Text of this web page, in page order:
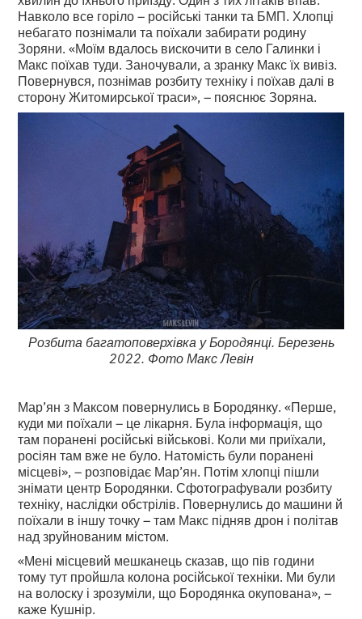
Навколо все горіло – російські танки та БМП. Хлопці
небагато познімали та поїхали забирати родину
Зоряни. «Моїм вдалось вискочити в село Галинки і
Макс поїхав туди. Заночували, а зранку Макс їх вивіз.
Повернувся, познімав розбиту техніку і поїхав далі в
сторону Житомирської траси», – пояснює Зоряна.
Розбита багатоповерхівка у Бородянці. Березень
2022. Фото Макс Левін
Мар’ян з Максом повернулись в Бородянку. «Перше,
куди ми поїхали – це лікарня. Була інформація, що
там поранені російські військові. Коли ми приїхали,
росіян там вже не було. Натомість були поранені
місцеві», – розповідає Мар’ян. Потім хлопці пішли
знімати центр Бородянки. Сфотографували розбиту
техніку, наслідки обстрілів. Повернулись до машини й
поїхали в іншу точку – там Макс підняв дрон і політав
над зруйнованим містом.
«Мені місцевий мешканець сказав, що пів години
тому тут пройшла колона російської техніки. Ми були
на волоску і зрозуміли, що Бородянка окупована», –
каже Кушнір.